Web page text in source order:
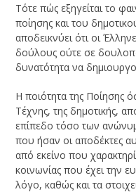
Τότε πώς εξηγείται το
ποίησης και του
αποδεικνύει ότι οι
δούλους ούτε σε
δυνατότητα να
Η ποιότητα της Ποίησης
Τέχνης, της δημοτικής,
επίπεδο τόσο των
που ήσαν οι αποδέκτες
από εκείνο που
κοινωνίας που έχει την
λόγο, καθώς και τα